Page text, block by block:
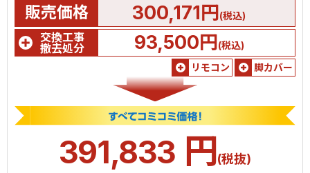
販売価格 300,171円(税込)
交換工事
撤去処分
93,500円(税込)
リモコン
脚カバー
391,833 円(税抜)